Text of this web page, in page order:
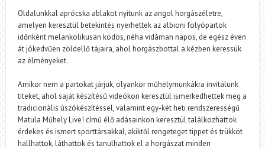
Oldalunkkal aprócska ablakot nyitunk az angol horgászéletre,
amelyen keresztül betekintés nyerhettek az albioni folyópartok
időnként melankolikusan ködös, néha vidáman napos, de egész éven
át jókedvűen zöldellő tájaira, ahol horgászbottal a kézben keressük
az élményeket.
Amikor nem a partokat járjuk, olyankor műhelymunkákra invitálunk
titeket, ahol saját készítésű videókon keresztül ismerkedhettek meg a
tradicionális úszókészítéssel, valamint egy-két heti rendszerességű
Matula Műhely Live! című élő adásainkon keresztül találkozhattok
érdekes és ismert sporttársakkal, akiktől rengeteget tippet és trükköt
hallhattok, láthattok és tanulhattok el a horgászat minden